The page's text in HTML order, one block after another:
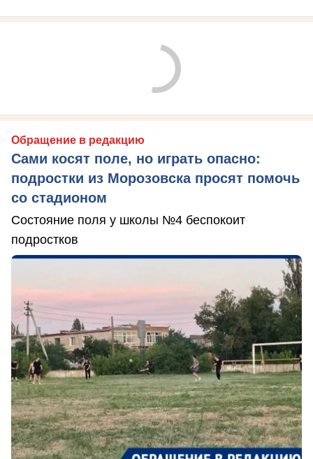
Обращение в редакцию
Сами косят поле, но играть опасно:
подростки из Морозовска просят помочь
со стадионом
Состояние поля у школы №4 беспокоит
подростков